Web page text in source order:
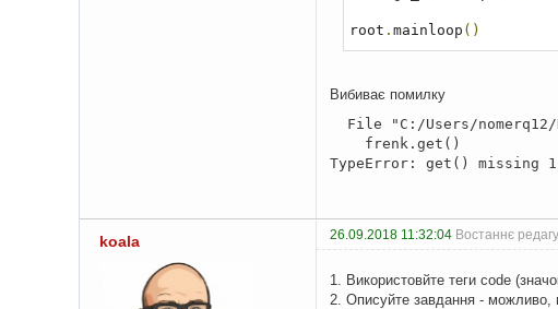
root . mainloop ()
Вибиває помилку
File "C:/Users/
frenk.get()
TypeError: get() missing
koala 26.09.2018 11:32:04 Востаннє
1. Використовйте теги code
2. Описуйте завдання - можливо,